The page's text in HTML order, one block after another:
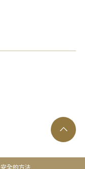
全的方法